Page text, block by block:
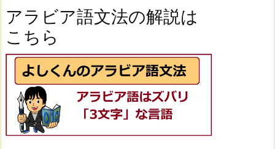
アラビア語文法の解説は
こちら